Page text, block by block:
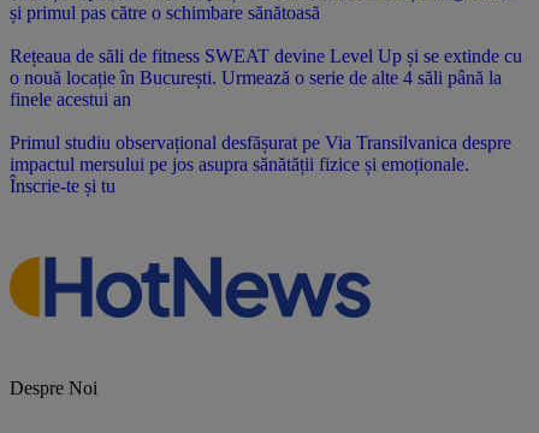
și primul pas către o schimbare sănătoasă
Rețeaua de săli de fitness SWEAT devine Level Up și se extinde cu
o nouă locație în București. Urmează o serie de alte 4 săli până la
finele acestui an
Primul studiu observațional desfășurat pe Via Transilvanica despre
impactul mersului pe jos asupra sănătății fizice și emoționale.
Înscrie-te și tu
Despre Noi